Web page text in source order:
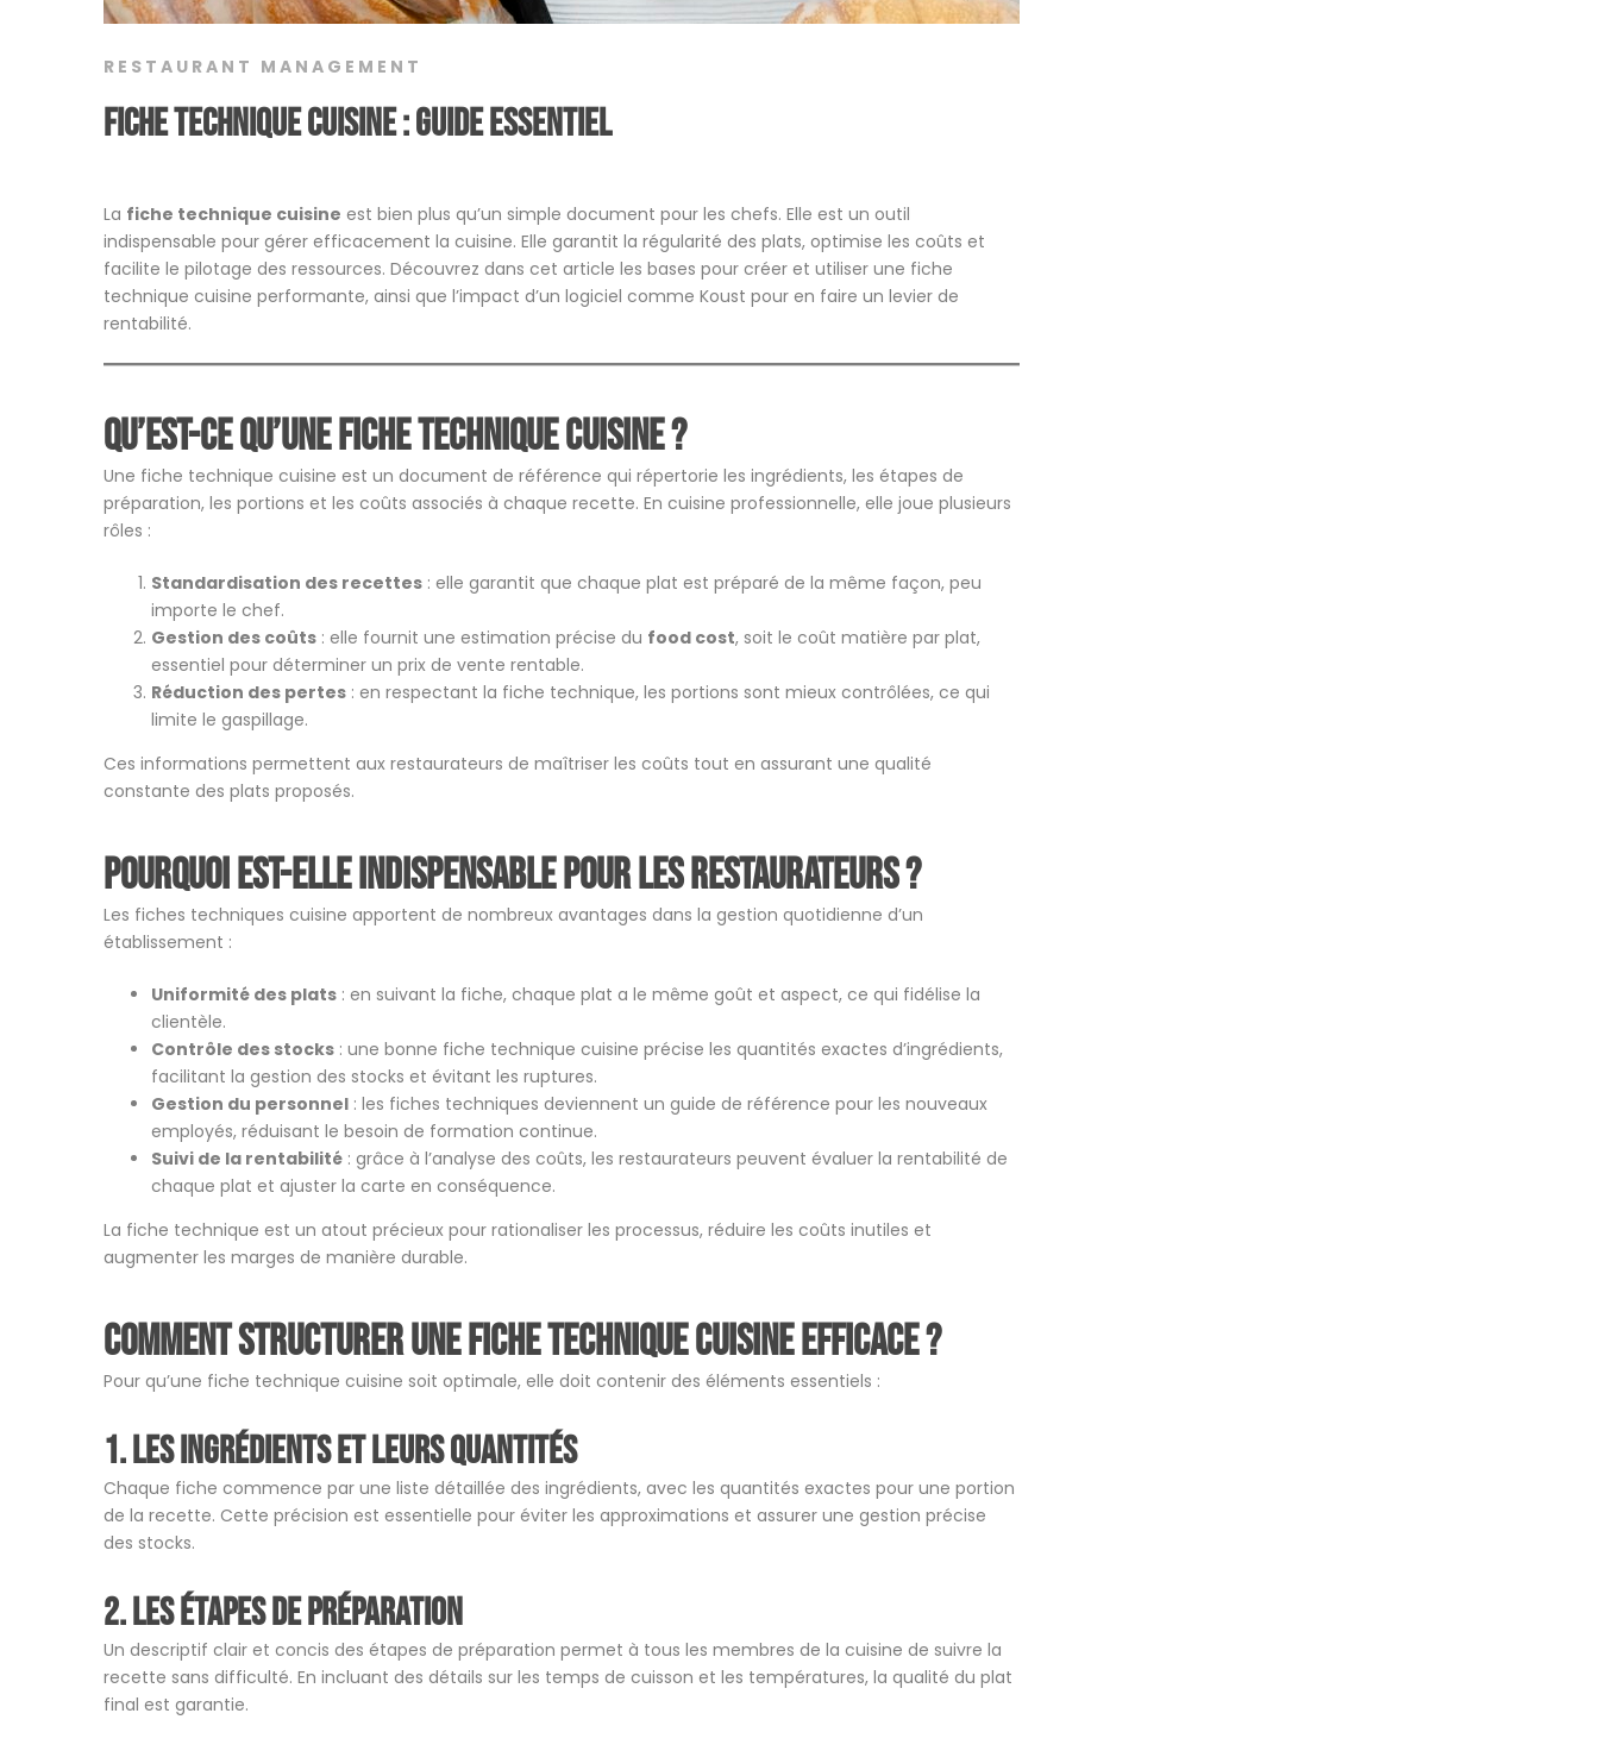
RESTAURANT MANAGEMENT
Fiche technique cuisine : Guide essentiel
La fiche technique cuisine est bien plus qu’un simple document pour les chefs. Elle est un outil
indispensable pour gérer efficacement la cuisine. Elle garantit la régularité des plats, optimise les coûts et
facilite le pilotage des ressources. Découvrez dans cet article les bases pour créer et utiliser une fiche
technique cuisine performante, ainsi que l’impact d’un logiciel comme Koust pour en faire un levier de
rentabilité.
Qu’est-ce qu’une fiche technique cuisine ?
Une fiche technique cuisine est un document de référence qui répertorie les ingrédients, les étapes de
préparation, les portions et les coûts associés à chaque recette. En cuisine professionnelle, elle joue plusieurs
rôles :
Standardisation des recettes : elle garantit que chaque plat est préparé de la même façon, peu
importe le chef.
Gestion des coûts : elle fournit une estimation précise du food cost, soit le coût matière par plat,
essentiel pour déterminer un prix de vente rentable.
Réduction des pertes : en respectant la fiche technique, les portions sont mieux contrôlées, ce qui
limite le gaspillage.
Ces informations permettent aux restaurateurs de maîtriser les coûts tout en assurant une qualité
constante des plats proposés.
Pourquoi est-elle indispensable pour les restaurateurs ?
Les fiches techniques cuisine apportent de nombreux avantages dans la gestion quotidienne d’un
établissement :
Uniformité des plats : en suivant la fiche, chaque plat a le même goût et aspect, ce qui fidélise la
clientèle.
Contrôle des stocks : une bonne fiche technique cuisine précise les quantités exactes d’ingrédients,
facilitant la gestion des stocks et évitant les ruptures.
Gestion du personnel : les fiches techniques deviennent un guide de référence pour les nouveaux
employés, réduisant le besoin de formation continue.
Suivi de la rentabilité : grâce à l’analyse des coûts, les restaurateurs peuvent évaluer la rentabilité de
chaque plat et ajuster la carte en conséquence.
La fiche technique est un atout précieux pour rationaliser les processus, réduire les coûts inutiles et
augmenter les marges de manière durable.
Comment structurer une fiche technique cuisine efficace ?
Pour qu’une fiche technique cuisine soit optimale, elle doit contenir des éléments essentiels :
1. Les ingrédients et leurs quantités
Chaque fiche commence par une liste détaillée des ingrédients, avec les quantités exactes pour une portion
de la recette. Cette précision est essentielle pour éviter les approximations et assurer une gestion précise
des stocks.
2. Les étapes de préparation
Un descriptif clair et concis des étapes de préparation permet à tous les membres de la cuisine de suivre la
recette sans difficulté. En incluant des détails sur les temps de cuisson et les températures, la qualité du plat
final est garantie.